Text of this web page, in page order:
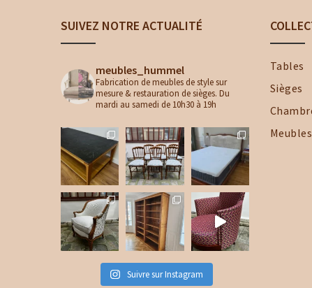
SUIVEZ NOTRE ACTUALITÉ
meubles_hummel
Fabrication de meubles de style sur
mesure & restauration de sièges. Du
mardi au samedi de 10h30 à 19h
Suivre sur Instagram
Tables
Sièges
Meubles